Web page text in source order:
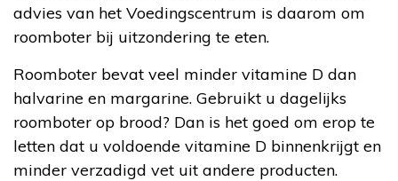
advies van het Voedingscentrum is daarom om
roomboter bij uitzondering te eten.
Roomboter bevat veel minder vitamine D dan
halvarine en margarine. Gebruikt u dagelijks
roomboter op brood? Dan is het goed om erop te
letten dat u voldoende vitamine D binnenkrijgt en
minder verzadigd vet uit andere producten.